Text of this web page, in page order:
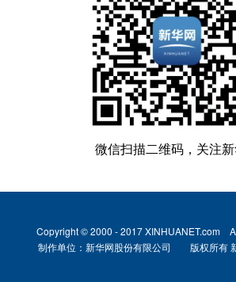
微信扫描二维码，关注
Copyright © 2000 - 2017 XINHUANET.com
制作单位：新华网股份有限公司 版权所有